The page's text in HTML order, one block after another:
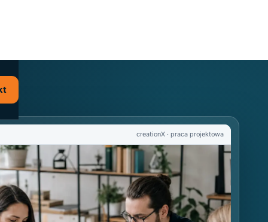
creationX · praca projektowa